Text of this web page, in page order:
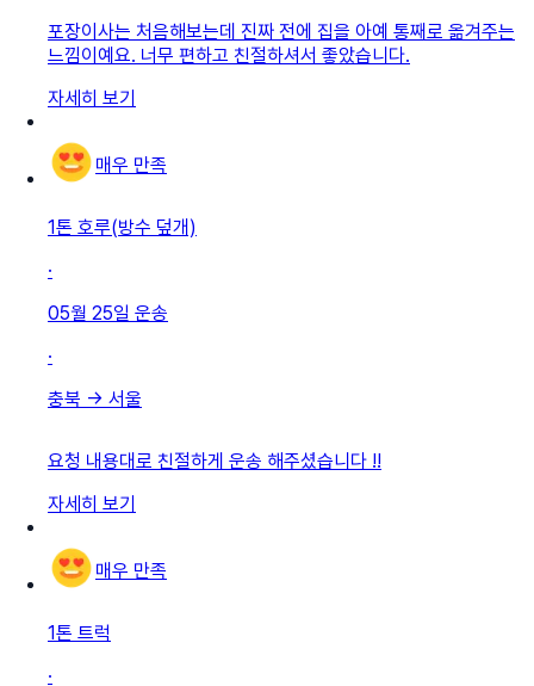
포장이사는 처음해보는데 진짜 전에 집을 아예 통째로 옮겨주는
느낌이예요. 너무 편하고 친절하셔서 좋았습니다.
자세히 보기
매우 만족
1톤 호루(방수 덮개)
·
05월 25일 운송
·
충북 → 서울
요청 내용대로 친절하게 운송 해주셨습니다 !!
자세히 보기
매우 만족
1톤 트럭
·